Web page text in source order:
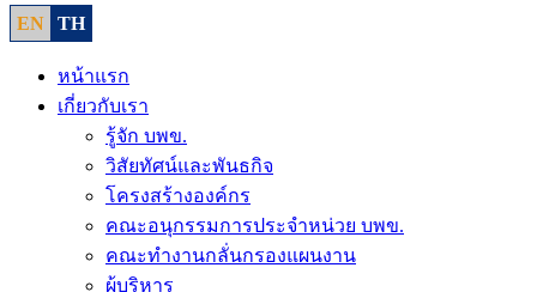
EN TH
หน้าแรก
เกี่ยวกับเรา
รู้จัก บพข.
วิสัยทัศน์และพันธกิจ
โครงสร้างองค์กร
คณะอนุกรรมการประจำหน่วย บพข.
คณะทำงานกลั่นกรองแผนงาน
ผู้บริหาร